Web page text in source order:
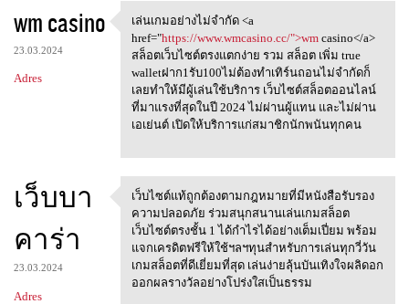
wm casino
23.03.2024
Adres
เล่นเกมอย่างไม่จำกัด <a href=
เล่นเกมอย่างไม่จำกัด <a
href="https://www.wmcasino.cc/">wmcasino</a>
สล็อตเว็บไซต์ตรงแตกง่าย รวม สล็อต เพิ่ม true
walletฝาก1รับ100ไม่ต้องทำเทิร์นถอนไม่จำกัดก็
เลยทำให้มีผู้เล่นใช้บริการ เว็บไซต์สล็อตออนไลน์
ที่มาแรงที่สุดในปี 2024 ไม่ผ่านผู้แทน และไม่ผ่าน
เอเย่นต์ เปิดให้บริการแก่สมาชิกนักพนันทุกคน
เว็บบา
คาร่า
23.03.2024
Adres
เว็บไซต์แท้ถูกต้องตามกฎหมายที
เว็บไซต์แท้ถูกต้องตามกฎหมายที่มีหนังสือรับรอง
ความปลอดภัย ร่วมสนุกสนานเล่นเกมสล็อต
เว็บไซต์ตรงชั้น 1 ได้กำไรได้อย่างเต็มเปี่ยม พร้อม
แจกเครดิตฟรีให้ใช้ฯลฯทุนสำหรับการเล่นทุกวี่วัน
เกมสล็อตที่ดีเยี่ยมที่สุด เล่นง่ายลุ้นบันเทิงใจผลิดอก
ออกผลรางวัลอย่างโปร่งใสเป็นธรรม